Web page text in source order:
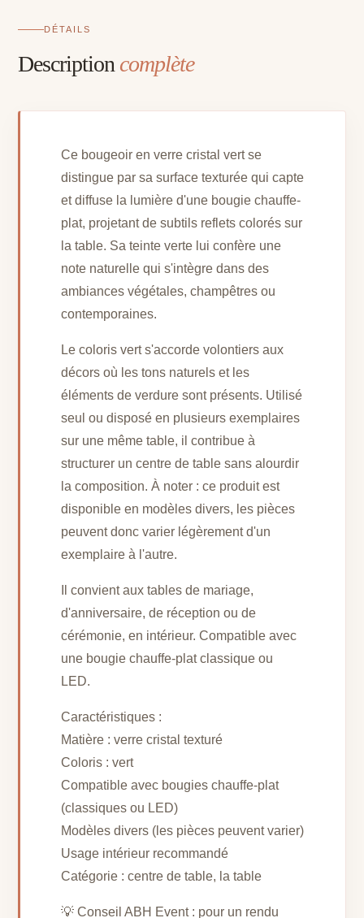
DÉTAILS
Description complète
Ce bougeoir en verre cristal vert se
distingue par sa surface texturée qui capte
et diffuse la lumière d'une bougie chauffe-
plat, projetant de subtils reflets colorés sur
la table. Sa teinte verte lui confère une
note naturelle qui s'intègre dans des
ambiances végétales, champêtres ou
contemporaines.
Le coloris vert s'accorde volontiers aux
décors où les tons naturels et les
éléments de verdure sont présents. Utilisé
seul ou disposé en plusieurs exemplaires
sur une même table, il contribue à
structurer un centre de table sans alourdir
la composition. À noter : ce produit est
disponible en modèles divers, les pièces
peuvent donc varier légèrement d'un
exemplaire à l'autre.
Il convient aux tables de mariage,
d'anniversaire, de réception ou de
cérémonie, en intérieur. Compatible avec
une bougie chauffe-plat classique ou
LED.
Caractéristiques :
Matière : verre cristal texturé
Coloris : vert
Compatible avec bougies chauffe-plat
(classiques ou LED)
Modèles divers (les pièces peuvent varier)
Usage intérieur recommandé
Catégorie : centre de table, la table
💡 Conseil ABH Event : pour un rendu